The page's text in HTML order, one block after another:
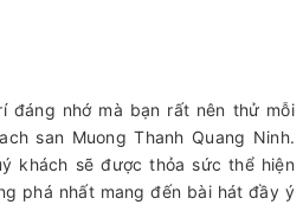
đáng nhớ mà bạn rất nên thử mỗi
san Muong Thanh Quang Ninh.
khách sẽ được thỏa sức thể hiện
phá nhất mang đến bài hát đầy ý